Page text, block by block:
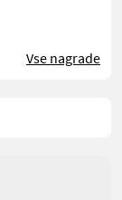
Vse nagrade